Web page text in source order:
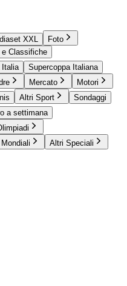
XXL
Foto
e Classifiche
Italia
Supercoppa Italiana
Mercato
Motori
Altri Sport
Sondaggi
a settimana
Altri Speciali